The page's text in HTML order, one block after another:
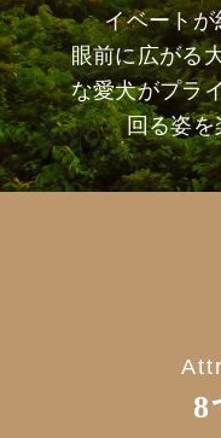
イベートが
眼前に広がる
な愛犬がプラ
回る姿を
8